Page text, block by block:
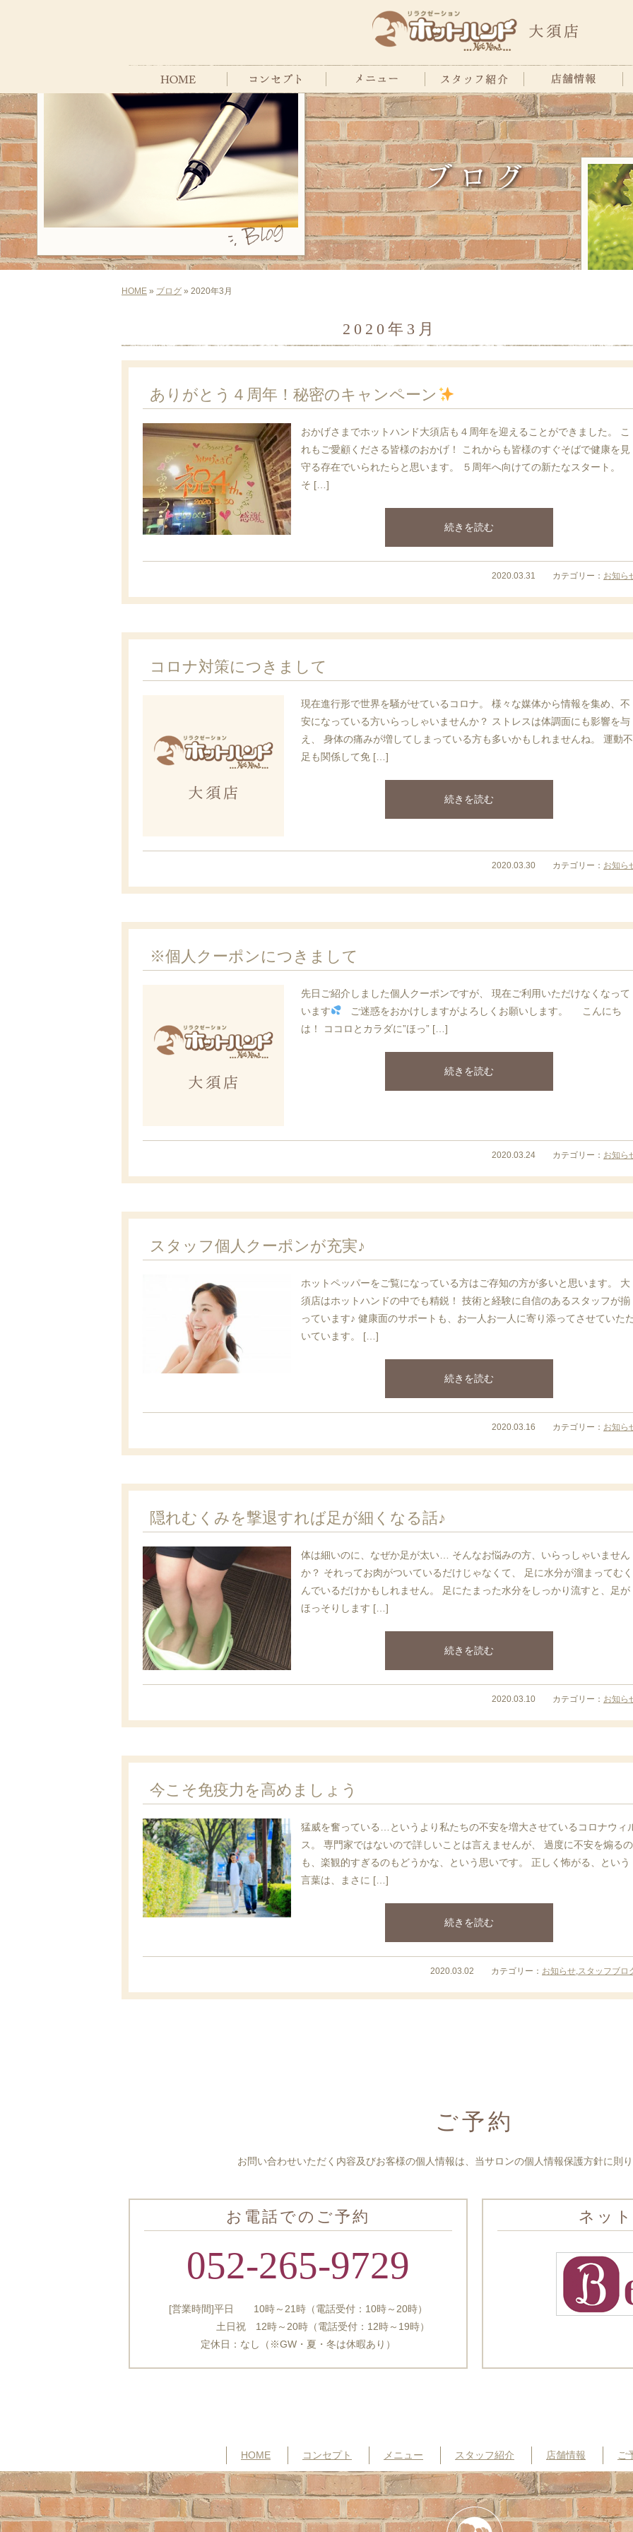
HOME » ブログ » 2020年3月
2020年3月
ありがとう４周年！秘密のキャンペーン
おかげさまでホットハンド大須店も４周年を迎えることができました。 こ
れもご愛顧くださる皆様のおかげ！ これからも皆様のすぐそばで健康を見
守る存在でいられたらと思います。 ５周年へ向けての新たなスタート。
そ […]
続きを読む
2020.03.31 カテゴリー： お知ら
コロナ対策につきまして
現在進行形で世界を騒がせているコロナ。 様々な媒体から情報を集め、不
安になっている方いらっしゃいませんか？ ストレスは体調面にも影響を与
え、 身体の痛みが増してしまっている方も多いかもしれませんね。 運動不
足も関係して免 […]
続きを読む
2020.03.30 カテゴリー： お知ら
※個人クーポンにつきまして
先日ご紹介しました個人クーポンですが、 現在ご利用いただけなくなって
います
ご迷惑をおかけしますがよろしくお願いします。 こんにち
は！ ココロとカラダに”ほっ” […]
続きを読む
2020.03.24 カテゴリー： お知ら
スタッフ個人クーポンが充実♪
ホットペッパーをご覧になっている方はご存知の方が多いと思います。 大
須店はホットハンドの中でも精鋭！ 技術と経験に自信のあるスタッフが揃
っています♪ 健康面のサポートも、お一人お一人に寄り添ってさせていた
いています。 […]
続きを読む
2020.03.16 カテゴリー： お知ら
隠れむくみを撃退すれば足が細くなる話♪
体は細いのに、なぜか足が太い… そんなお悩みの方、いらっしゃいません
か？ それってお肉がついているだけじゃなくて、 足に水分が溜まってむく
んでいるだけかもしれません。 足にたまった水分をしっかり流すと、足が
ほっそりします […]
続きを読む
2020.03.10 カテゴリー： お知ら
今こそ免疫力を高めましょう
猛威を奮っている…というより私たちの不安を増大させているコロナウィ
ス。 専門家ではないので詳しいことは言えませんが、 過度に不安を煽るの
も、楽観的すぎるのもどうかな、という思いです。 正しく怖がる、という
言葉は、まさに […]
続きを読む
2020.03.02 カテゴリー： お知らせ,スタッフブロ
ご予約
お問い合わせいただく内容及びお客様の個人情報は、当サロンの個人情報保護方針に則
お電話でのご予約
052-265-9729
[営業時間]平日 10時～21時（電話受付：10時～20時）
土日祝 12時～20時（電話受付：12時～19時）
定休日：なし（※GW・夏・冬は休暇あり）
ネッ
HOME コンセプト メニュー スタッフ紹介 店舗情報 ご